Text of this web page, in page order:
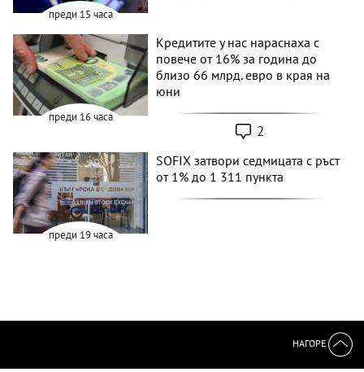
преди 15 часа
преди 16 часа
Кредитите у нас нараснаха с
повече от 16% за година до
близо 66 млрд. евро в края на
юни
2
преди 19 часа
SOFIX затвори седмицата с ръст
от 1% до 1 311 пункта
НАГОРЕ